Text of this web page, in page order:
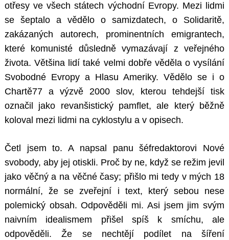
otřesy ve všech státech východní Evropy. Mezi lidmi
se šeptalo a vědělo o samizdatech, o Solidaritě,
zakázaných autorech, prominentních emigrantech,
které komunisté důsledně vymazávají z veřejného
života. Většina lidí také velmi dobře věděla o vysílání
Svobodné Evropy a Hlasu Ameriky. Vědělo se i o
Chartě77 a výzvě 2000 slov, kterou tehdejší tisk
označil jako revanšistický pamflet, ale který běžně
koloval mezi lidmi na cyklostylu a v opisech.
Četl jsem to. A napsal panu šéfredaktorovi Nové
svobody, aby jej otiskli. Proč by ne, když se režim jevil
jako věčný a na věčné časy; přišlo mi tedy v mých 18
normální, že se zveřejní i text, který sebou nese
polemický obsah. Odpověděli mi. Asi jsem jim svým
naivním idealismem přišel spíš k smíchu, ale
odpověděli. Že se nechtějí podílet na šíření